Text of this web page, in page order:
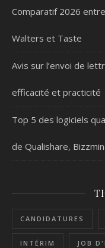
Comparatif 2026
Walters et Taste
Avis sur l’envoi de
efficacité et practicité
Top 5 des logiciels
de Qualishare,
CANDIDATURES
INTÉRIM JOB